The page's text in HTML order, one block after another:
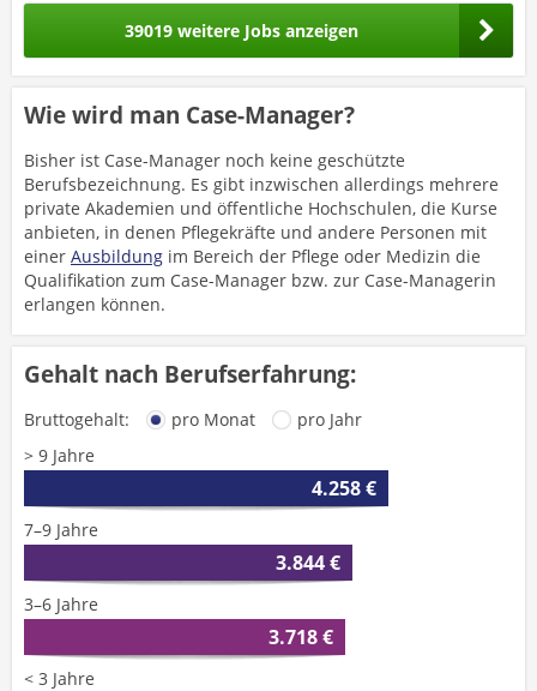
39019 weitere Jobs anzeigen
Wie wird man Case-Manager?
Bisher ist Case-Manager noch keine geschützte
Berufsbezeichnung. Es gibt inzwischen allerdings mehrere
private Akademien und öffentliche Hochschulen, die Kurse
anbieten, in denen Pflegekräfte und andere Personen mit
einer Ausbildung im Bereich der Pflege oder Medizin die
Qualifikation zum Case-Manager bzw. zur Case-Managerin
erlangen können.
Gehalt nach Berufserfahrung:
Bruttogehalt: pro Monat
pro Jahr
> 9 Jahre
4.258 €
7–9 Jahre
3.844 €
3–6 Jahre
3.718 €
< 3 Jahre